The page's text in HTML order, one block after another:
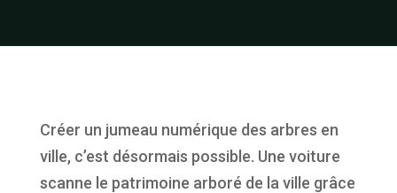
Créer un jumeau numérique des arbres en
ville, c’est désormais possible. Une voiture
scanne le patrimoine arboré de la ville grâce